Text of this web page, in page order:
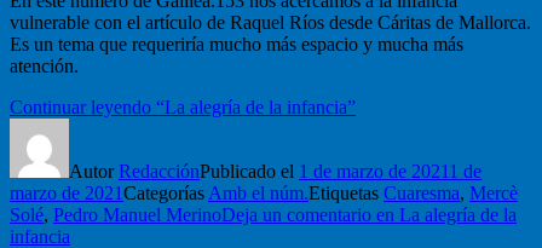
vulnerable con el artículo de Raquel Ríos desde Cáritas de Mallorca.
Es un tema que requeriría mucho más espacio y mucha más
atención.
Continuar leyendo “La alegría de la infancia”
AutorRedacciónPublicado el 1 de marzo de 20211 de
marzo de 2021Categorías Amb el núm.Etiquetas Cuaresma, Mercè
Solé, Pedro Manuel MerinoDeja un comentario en La alegría de la
infancia